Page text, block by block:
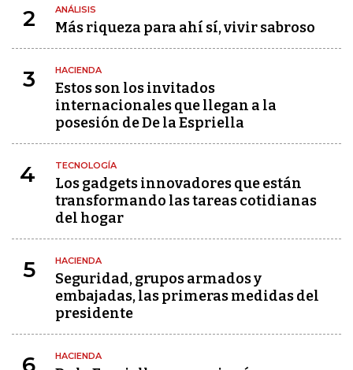
2 ANÁLISIS
Más riqueza para ahí sí, vivir sabroso
3 HACIENDA
Estos son los invitados
internacionales que llegan a la
posesión de De la Espriella
4 TECNOLOGÍA
Los gadgets innovadores que están
transformando las tareas cotidianas
del hogar
5 HACIENDA
Seguridad, grupos armados y
embajadas, las primeras medidas del
presidente
6 HACIENDA